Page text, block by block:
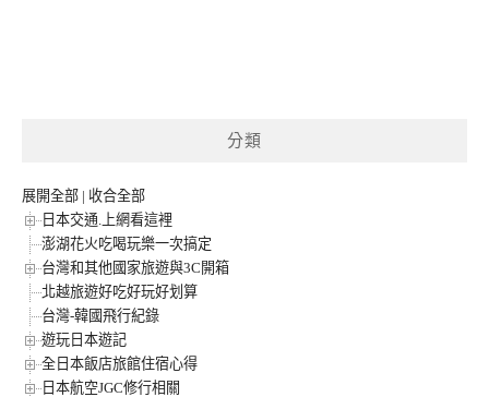
分類
展開全部 | 收合全部
日本交通.上網看這裡
澎湖花火吃喝玩樂一次搞定
台灣和其他國家旅遊與3C開箱
北越旅遊好吃好玩好划算
台灣-韓國飛行紀錄
遊玩日本遊記
全日本飯店旅館住宿心得
日本航空JGC修行相關